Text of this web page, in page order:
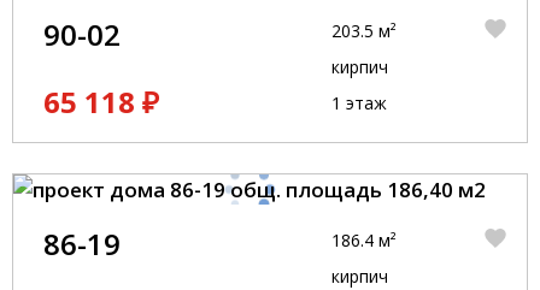
90-02
65 118 ₽
203.5 м²
кирпич
1 этаж
86-19
186.4 м²
кирпич